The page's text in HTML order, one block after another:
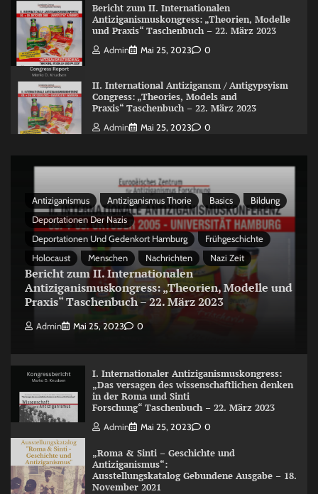
Bericht zum II. Internationalen
Antiziganismuskongress: „Theorien, Modelle
und Praxis“ Taschenbuch – 22. März 2023
Admin Mai 25, 2023 0
II. International Antizigansm / Antigypsyism
Congress: „Theories, Models and
Praxis“ Taschenbuch – 22. März 2023
Admin Mai 25, 2023 0
Antiziganismus Antiziganismus Thorie Basics
Bildung
Deportationen Der Nazis
Deportationen Und Gedenkort Hamburg
Frühgeschichte
Holocaust
Menschen Nachrichten Nazi Zeit
Bericht zum II. Internationalen
Antiziganismuskongress: „Theorien, Modelle und
Praxis“ Taschenbuch – 22. März 2023
Admin Mai 25, 2023 0
I. Internationaler Antiziganismuskongress:
„Das versagen des wissenschaftlichen denken
in der Roma und Sinti
Forschung“ Taschenbuch – 22. März 2023
Admin Mai 25, 2023 0
„Roma & Sinti – Geschichte und
Antiziganismus“:
Ausstellungskatalog Gebundene Ausgabe – 18.
November 2021